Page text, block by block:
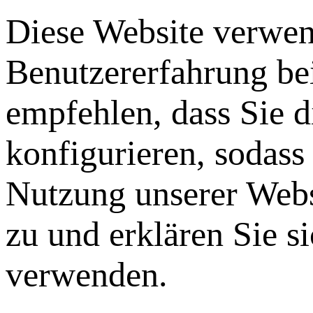
Diese Website
Benutzererfahrung
empfehlen, dass Sie
konfigurieren,
Nutzung unserer
zu und erklären Sie
verwenden.